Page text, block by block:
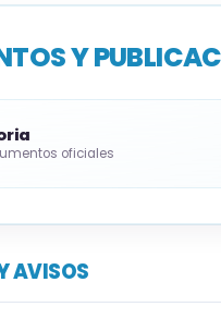
Consulta las
Y
oficiales
AVISOS